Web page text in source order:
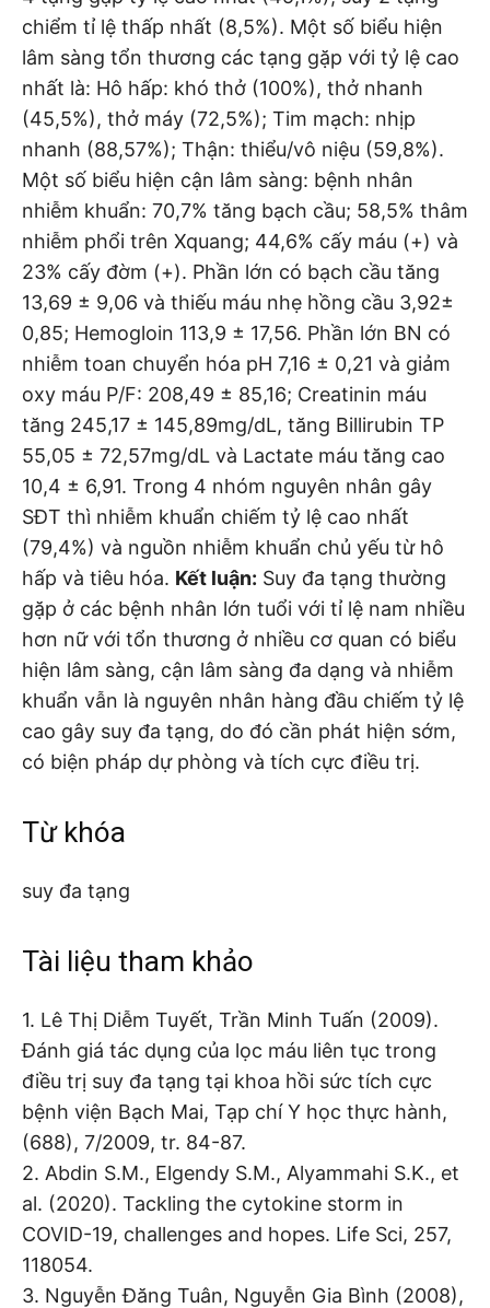
chiểm tỉ lệ thấp nhất (8,5%). Một số biểu hiện
lâm sàng tổn thương các tạng gặp với tỷ lệ cao
nhất là: Hô hấp: khó thở (100%), thở nhanh
(45,5%), thở máy (72,5%); Tim mạch: nhịp
nhanh (88,57%); Thận: thiểu/vô niệu (59,8%).
Một số biểu hiện cận lâm sàng: bệnh nhân
nhiễm khuẩn: 70,7% tăng bạch cầu; 58,5% thâm
nhiễm phổi trên Xquang; 44,6% cấy máu (+) và
23% cấy đờm (+). Phần lớn có bạch cầu tăng
13,69 ± 9,06 và thiếu máu nhẹ hồng cầu 3,92±
0,85; Hemogloin 113,9 ± 17,56. Phần lớn BN có
nhiễm toan chuyển hóa pH 7,16 ± 0,21 và giảm
oxy máu P/F: 208,49 ± 85,16; Creatinin máu
tăng 245,17 ± 145,89mg/dL, tăng Billirubin TP
55,05 ± 72,57mg/dL và Lactate máu tăng cao
10,4 ± 6,91. Trong 4 nhóm nguyên nhân gây
SĐT thì nhiễm khuẩn chiếm tỷ lệ cao nhất
(79,4%) và nguồn nhiễm khuẩn chủ yếu từ hô
hấp và tiêu hóa. Kết luận: Suy đa tạng thường
gặp ở các bệnh nhân lớn tuổi với tỉ lệ nam nhiều
hơn nữ với tổn thương ở nhiều cơ quan có biểu
hiện lâm sàng, cận lâm sàng đa dạng và nhiễm
khuẩn vẫn là nguyên nhân hàng đầu chiếm tỷ lệ
cao gây suy đa tạng, do đó cần phát hiện sớm,
có biện pháp dự phòng và tích cực điều trị.
Từ khóa
suy đa tạng
Tài liệu tham khảo
1. Lê Thị Diễm Tuyết, Trần Minh Tuấn (2009).
Đánh giá tác dụng của lọc máu liên tục trong
điều trị suy đa tạng tại khoa hồi sức tích cực
bệnh viện Bạch Mai, Tạp chí Y học thực hành,
(688), 7/2009, tr. 84-87.
2. Abdin S.M., Elgendy S.M., Alyammahi S.K., et
al. (2020). Tackling the cytokine storm in
COVID-19, challenges and hopes. Life Sci, 257,
118054.
3. Nguyễn Đăng Tuân, Nguyễn Gia Bình (2008),